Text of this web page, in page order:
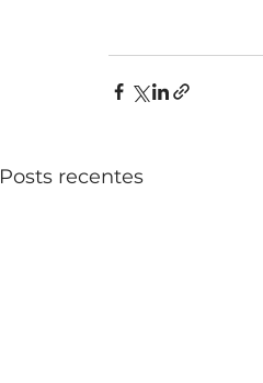
Posts recentes